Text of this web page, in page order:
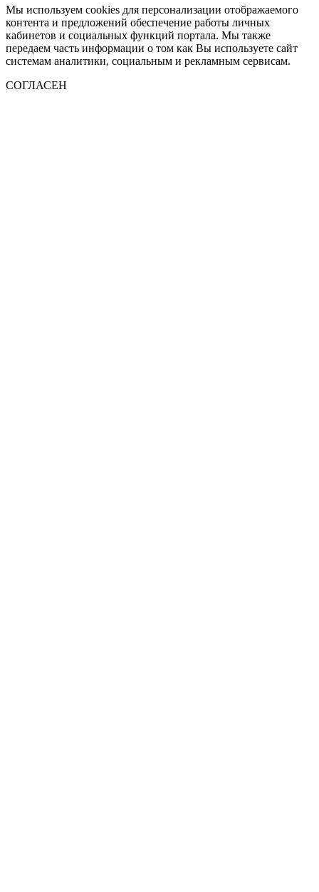
Мы используем cookies для персонализации отображаемого
контента и предложений обеспечение работы личных
кабинетов и социальных функций портала. Мы также
передаем часть информации о том как Вы используете сайт
системам аналитики, социальным и рекламным сервисам.
СОГЛАСЕН